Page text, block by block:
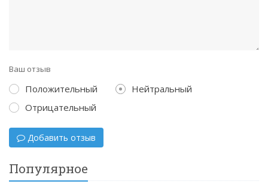
Ваш отзыв
Положительный
Нейтральный
Отрицательный
Добавить отзыв
Популярное